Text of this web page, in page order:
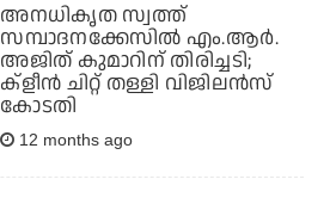
അനധികൃത സ്വത്ത്
സമ്പാദനക്കേസിൽ എം.ആർ.
അജിത് കുമാറിന് തിരിച്ചടി;
ക്‌ളീൻ ചിറ്റ് തള്ളി വിജിലൻസ്
കോടതി
12 months ago